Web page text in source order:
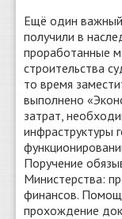
Ещё один
получили в
проработанные
строительства
то время
выполнено
затрат,
инфраструктуры
Поручение
Министерства:
финансов.
прохождение